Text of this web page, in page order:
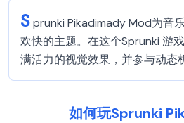
Sprunki Pikadimady Mod为音
欢快的主题。在这个Sprunki 游
满活力的视觉效果，并参与动态
如何玩Sprunki